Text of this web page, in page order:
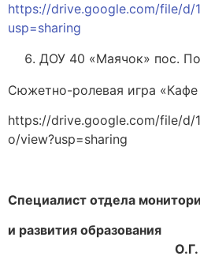
https://drive.google.com/file/d/
usp=sharing
ДОУ 40 «Маячок» пос.
Сюжетно-ролевая игра
https://drive.google.com/file/d/
o/view?usp=sharing
Специалист отдела
и развития
О.Г.